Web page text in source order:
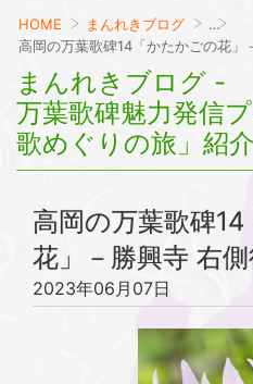
展示・庭園
ラウンジ・お
HOME まんれきブログ
…
高岡の万葉歌碑14「かたかごの花」
まんれきブログ -
万葉歌碑魅力発信
歌めぐりの旅」紹介
高岡の万葉歌碑
花」－勝興寺 右
2023年06月07日